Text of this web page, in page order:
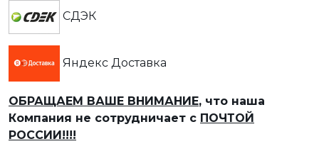
СДЭК
Яндекс Доставка
ОБРАЩАЕМ ВАШЕ ВНИМАНИЕ, что наша
Компания не сотрудничает с ПОЧТОЙ
РОССИИ!!!!